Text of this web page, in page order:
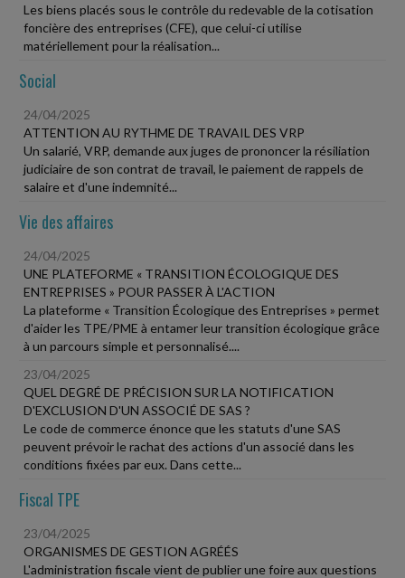
Les biens placés sous le contrôle du redevable de la cotisation
foncière des entreprises (CFE), que celui-ci utilise
matériellement pour la réalisation...
Social
24/04/2025
ATTENTION AU RYTHME DE TRAVAIL DES VRP
Un salarié, VRP, demande aux juges de prononcer la résiliation
judiciaire de son contrat de travail, le paiement de rappels de
salaire et d'une indemnité...
Vie des affaires
24/04/2025
UNE PLATEFORME « TRANSITION ÉCOLOGIQUE DES
ENTREPRISES » POUR PASSER À L'ACTION
La plateforme « Transition Écologique des Entreprises » permet
d'aider les TPE/PME à entamer leur transition écologique grâce
à un parcours simple et personnalisé....
23/04/2025
QUEL DEGRÉ DE PRÉCISION SUR LA NOTIFICATION
D'EXCLUSION D'UN ASSOCIÉ DE SAS ?
Le code de commerce énonce que les statuts d'une SAS
peuvent prévoir le rachat des actions d'un associé dans les
conditions fixées par eux. Dans cette...
Fiscal TPE
23/04/2025
ORGANISMES DE GESTION AGRÉÉS
L'administration fiscale vient de publier une foire aux questions